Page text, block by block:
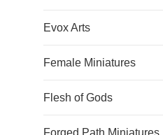
Evox Arts
Female Miniatures
Flesh of Gods
Forged Path Miniatures